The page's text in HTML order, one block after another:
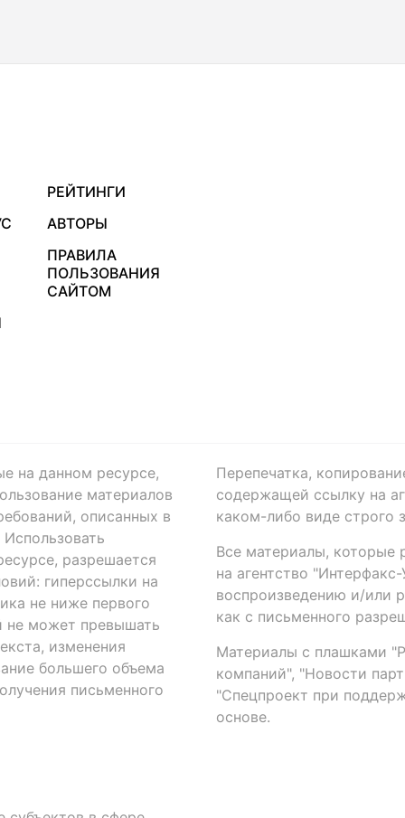
РЕЙТИНГИ
АВТОРЫ
ПРАВИЛА
ПОЛЬЗОВАНИЯ
САЙТОМ
на данном ресурсе,
материалов
описанных в
Использовать
разрешается
гиперссылки на
не ниже первого
не может превышать
изменения
большего объема
письменного
Перепечатка,
содержащей ссылку на
каком-либо виде строго
Все материалы, которые
на агентство
воспроизведению и/или
как с письменного
Материалы с плашками
компаний", "Новости
"Спецпроект при
основе.